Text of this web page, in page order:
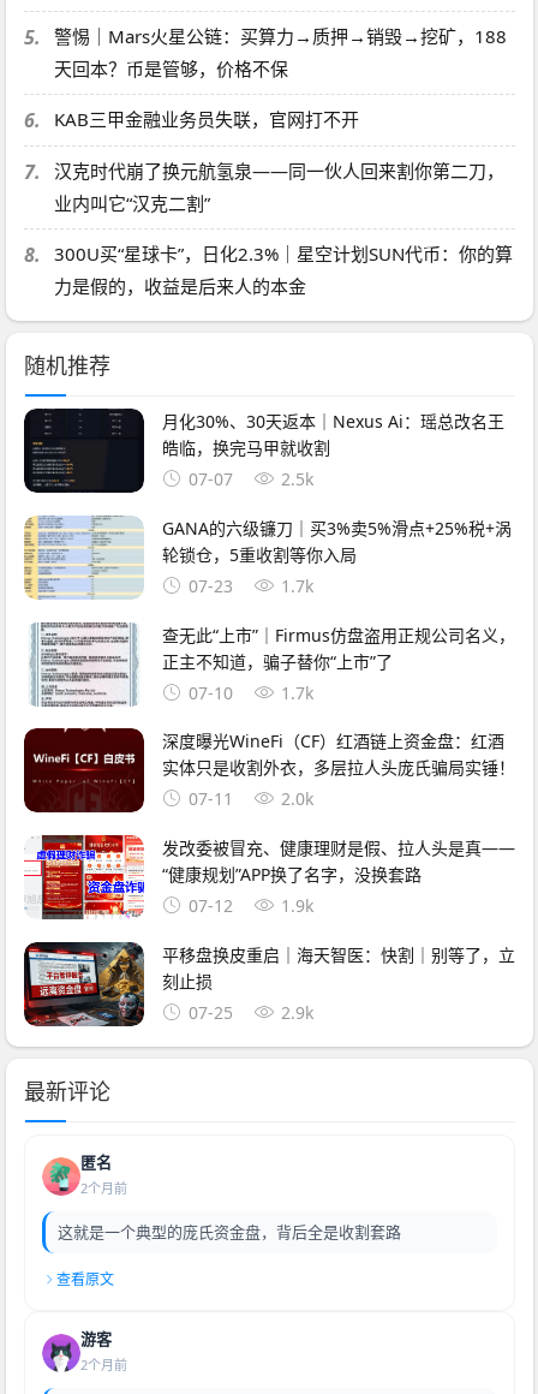
5.
警惕｜Mars火星公链：买算力→质押→销毁→挖矿，188
天回本？币是管够，价格不保
6. KAB三甲金融业务员失联，官网打不开
7.
汉克时代崩了换元航氢泉——同一伙人回来割你第二刀，
业内叫它“汉克二割”
8.
300U买“星球卡”，日化2.3%｜星空计划SUN代币：你的算
力是假的，收益是后来人的本金
随机推荐
月化30%、30天返本｜Nexus Ai：瑶总改名王
皓临，换完马甲就收割
07-07
2.5k
GANA的六级镰刀｜买3%卖5%滑点+25%税+涡
轮锁仓，5重收割等你入局
07-23
1.7k
查无此“上市”｜Firmus仿盘盗用正规公司名义，
正主不知道，骗子替你“上市”了
07-10
1.7k
深度曝光WineFi（CF）红酒链上资金盘：红酒
实体只是收割外衣，多层拉人头庞氏骗局实锤！
07-11
2.0k
发改委被冒充、健康理财是假、拉人头是真——
“健康规划”APP换了名字，没换套路
07-12
1.9k
平移盘换皮重启｜海天智医：快割｜别等了，立
刻止损
07-25
2.9k
最新评论
匿名
2个月前
这就是一个典型的庞氏资金盘，背后全是收割套路
查看原文
游客
2个月前